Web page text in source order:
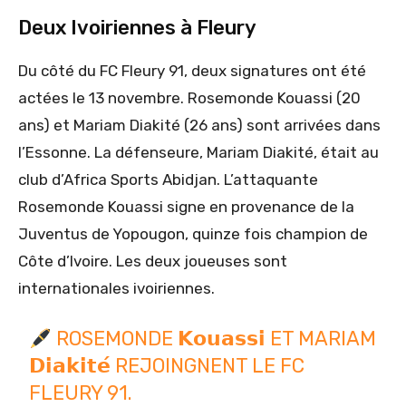
Deux Ivoiriennes à Fleury
Du côté du FC Fleury 91, deux signatures ont été
actées le 13 novembre. Rosemonde Kouassi (20
ans) et Mariam Diakité (26 ans) sont arrivées dans
l’Essonne. La défenseure, Mariam Diakité, était au
club d’Africa Sports Abidjan. L’attaquante
Rosemonde Kouassi signe en provenance de la
Juventus de Yopougon, quinze fois champion de
Côte d’Ivoire. Les deux joueuses sont
internationales ivoiriennes.
ROSEMONDE 𝗞𝗼𝘂𝗮𝘀𝘀𝗶 ET MARIAM
𝗗𝗶𝗮𝗸𝗶𝘁𝗲́ REJOINGNENT LE FC
FLEURY 91.